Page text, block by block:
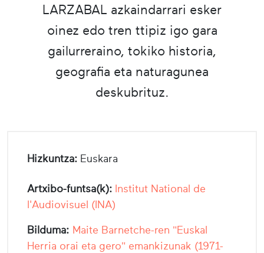
LARZABAL azkaindarrari esker
oinez edo tren ttipiz igo gara
gailurreraino, tokiko historia,
geografia eta naturagunea
deskubrituz.
Hizkuntza: Euskara
Artxibo-funtsa(k): Institut National de
l'Audiovisuel (INA)
Bilduma: Maite Barnetche-ren "Euskal
Herria orai eta gero" emankizunak (1971-